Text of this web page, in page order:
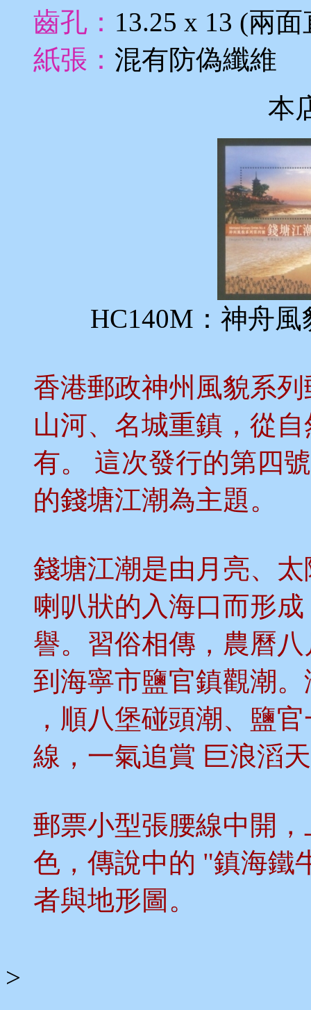
齒孔： 13.25 x 13 (兩
紙張： 混有防偽纖維
本
HC140M：神舟
香港郵政神州風貌系
山河、名城重鎮，從
有。 這次發行的第四
的錢塘江潮為主題。
錢塘江潮是由月亮、
喇叭狀的入海口而形
譽。習俗相傳，農曆
到海寧市鹽官鎮觀潮
，順八堡碰頭潮、鹽
線，一氣追賞 巨浪滔
郵票小型張腰線中開
色，傳說中的 "鎮海鐵
者與地形圖。
>